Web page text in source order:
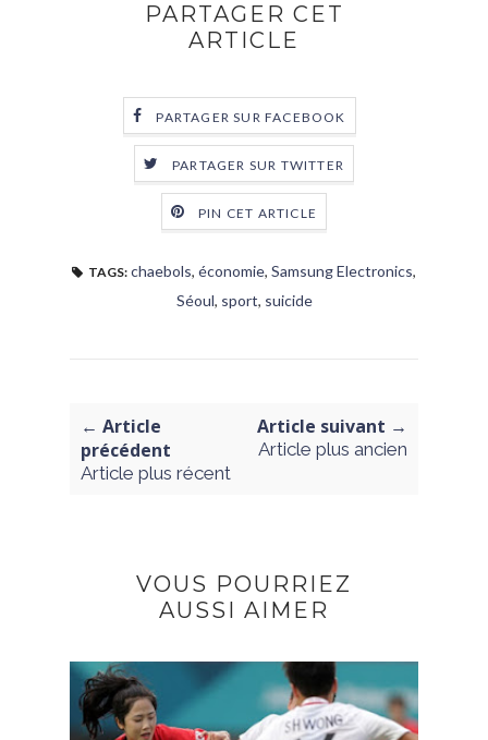
PARTAGER CET
ARTICLE
PARTAGER SUR FACEBOOK
PARTAGER SUR TWITTER
PIN CET ARTICLE
TAGS: chaebols, économie, Samsung Electronics,
Séoul, sport, suicide
← Article
précédent
Article plus récent
Article suivant →
Article plus ancien
VOUS POURRIEZ
AUSSI AIMER